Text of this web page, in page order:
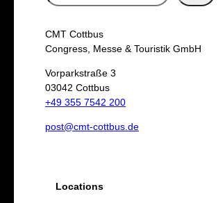
u
c
h
e
n
CMT Cottbus
Congress, Messe & Touristik GmbH
Vorparkstraße 3
03042 Cottbus
+49 355 7542 200
post@cmt-cottbus.de
Locations